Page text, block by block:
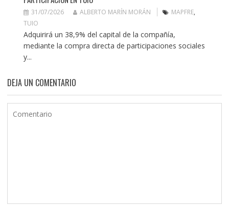
31/07/2026 ALBERTO MARÍN MORÁN MAPFRE,
TUIO
Adquirirá un 38,9% del capital de la compañía,
mediante la compra directa de participaciones sociales
y...
DEJA UN COMENTARIO